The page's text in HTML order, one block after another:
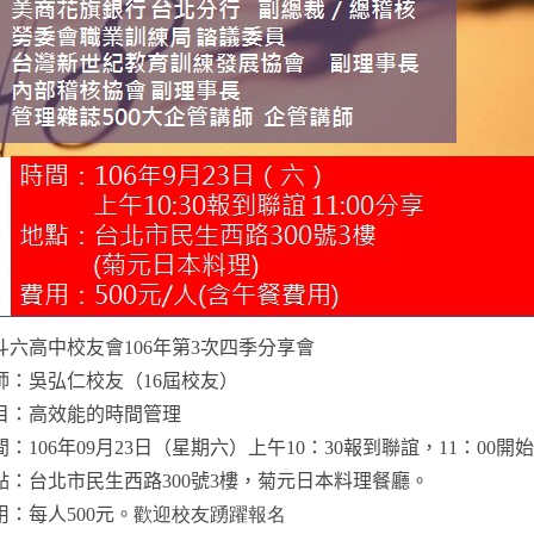
六高中校友會106年第3次四季分享會
：吳弘仁校友（16屆校友）
：高效能的時間管理
106年09月23日（星期六）上午10 ： 30報到聯誼， 11 ： 00開
：台北市民生西路300號3樓，菊元日本料理餐廳。
：每人500元。 歡迎校友踴躍報名